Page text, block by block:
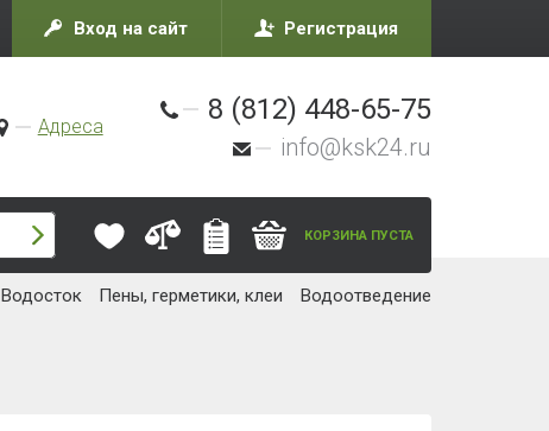
Вход на сайт Регистрация
Адреса
8 (812) 448-65-75
info@ksk24.ru
КОРЗИНА ПУСТА
Водосток Пены, герметики, клеи Водоотведение